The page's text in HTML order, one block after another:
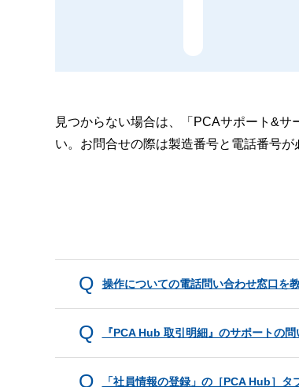
見つからない場合は、「PCAサポート&サ
い。お問合せの際は製造番号と電話番号が
操作についての電話問い合わせ窓口を
『PCA Hub 取引明細』のサポートの
「社員情報の登録」の［PCA Hub］